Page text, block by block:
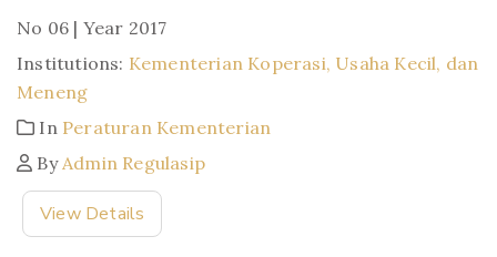
No 06 | Year 2017
Institutions: Kementerian Koperasi, Usaha Kecil, dan
Meneng
In Peraturan Kementerian
By Admin Regulasip
View Details